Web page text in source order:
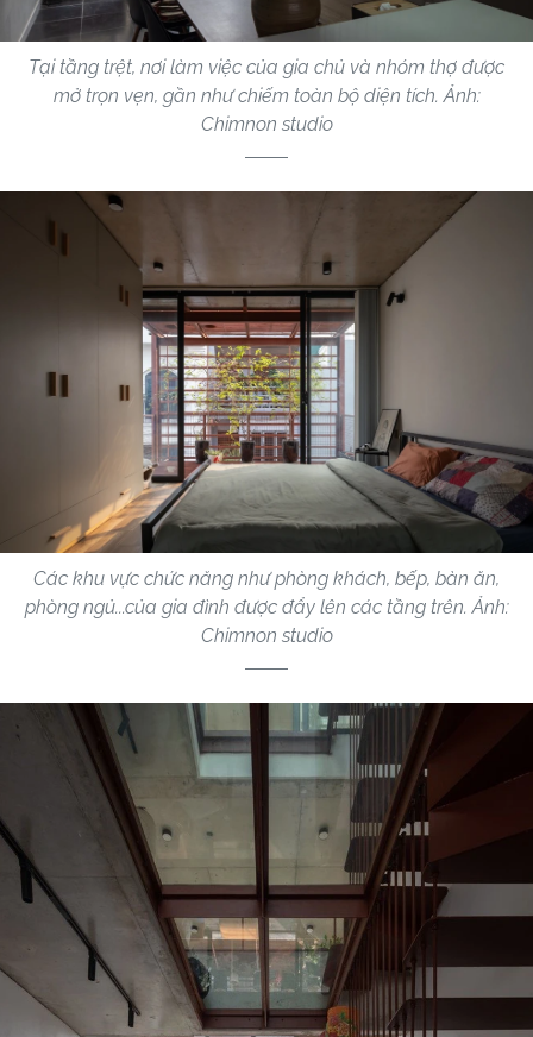
Tại tầng trệt, nơi làm việc của gia chủ và nhóm thợ được
mở trọn vẹn, gần như chiếm toàn bộ diện tích. Ảnh:
Chimnon studio
Các khu vực chức năng như phòng khách, bếp, bàn ăn,
phòng ngủ...của gia đình được đẩy lên các tầng trên. Ảnh:
Chimnon studio